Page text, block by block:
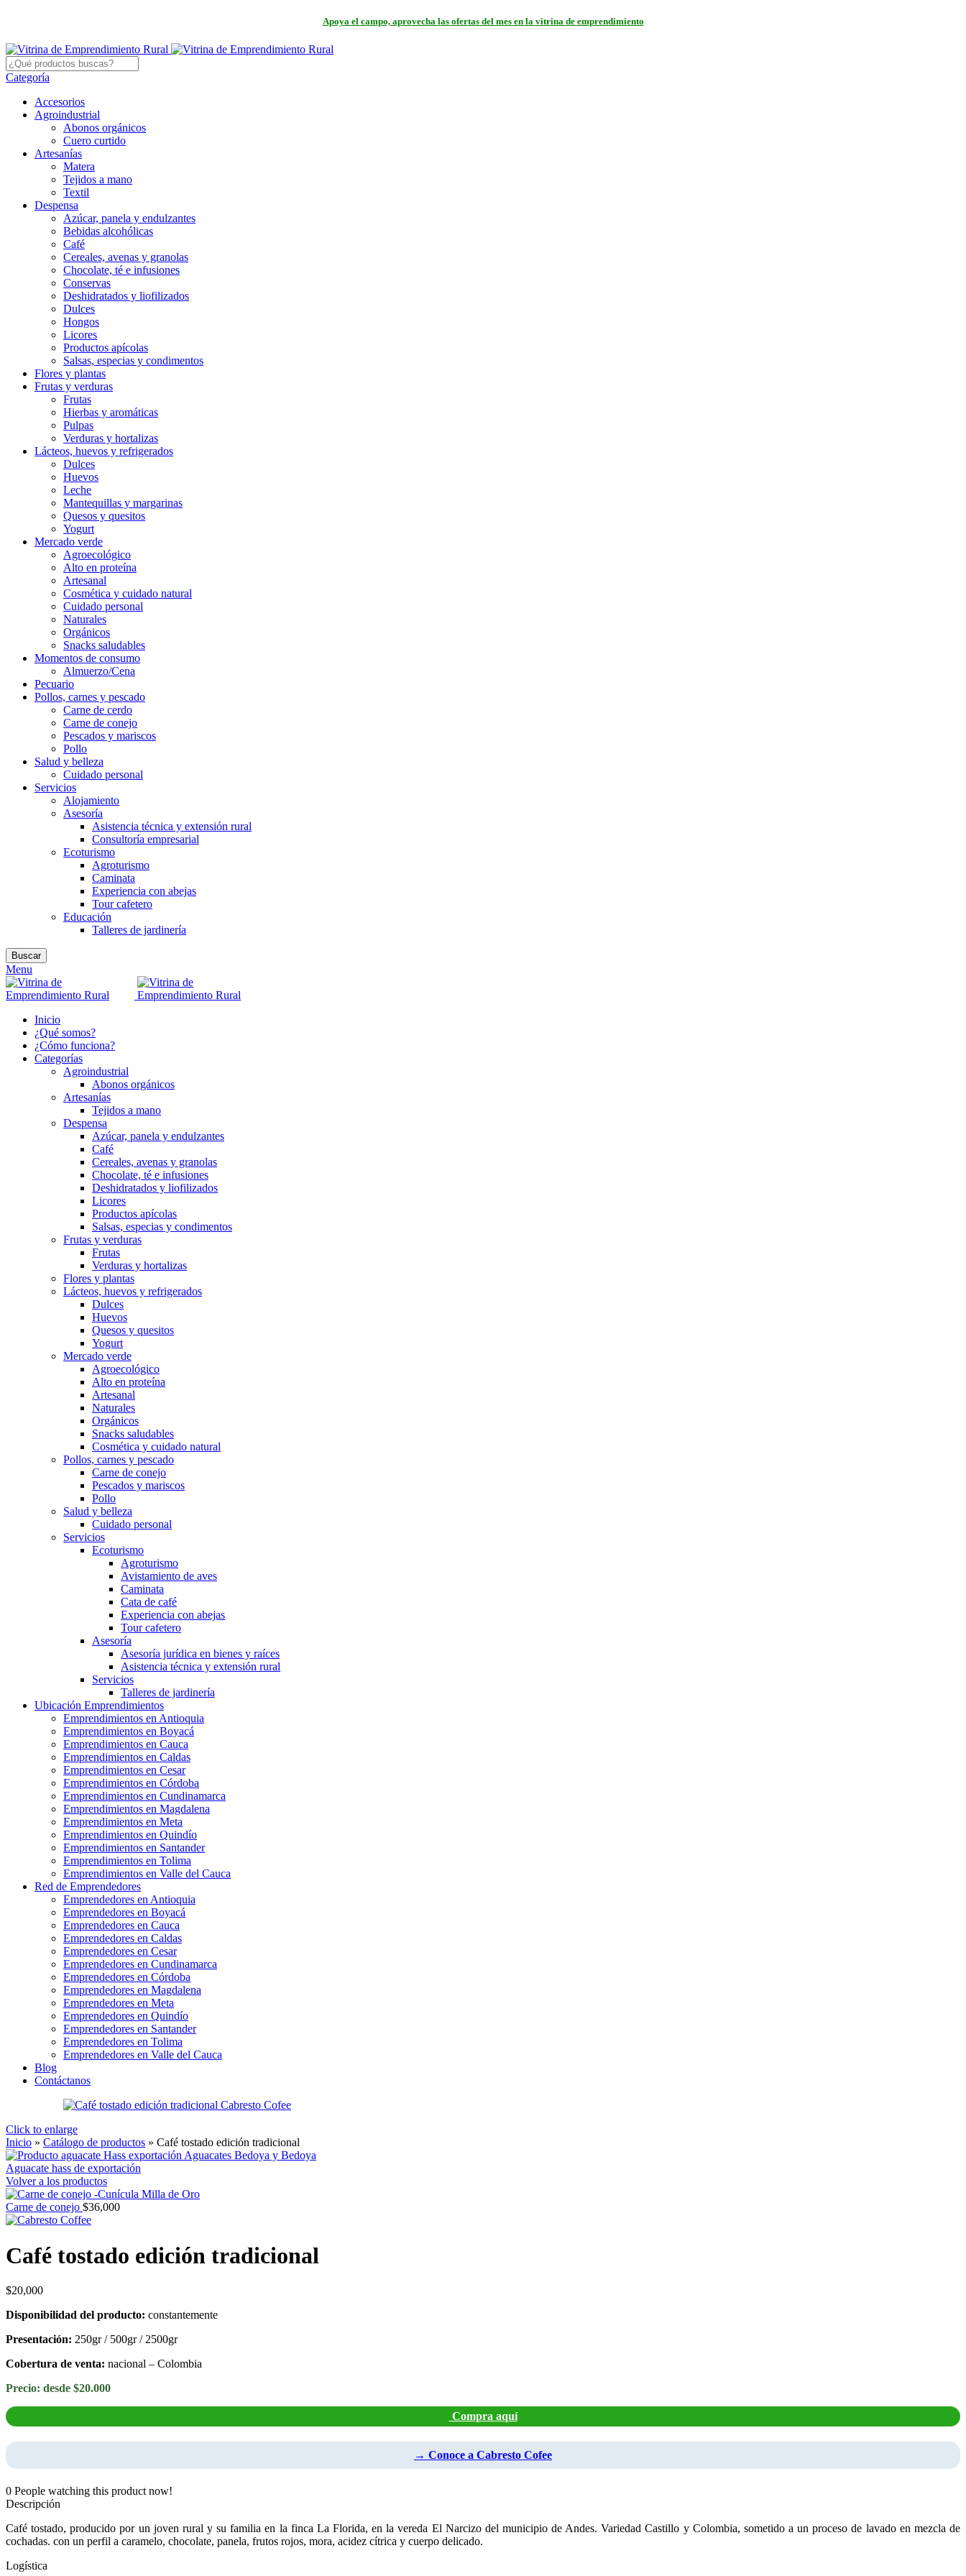
Apoya el campo, aprovecha las ofertas del mes en la vitrina de emprendimiento
Categoría
Accesorios
Agroindustrial
Abonos orgánicos
Cuero curtido
Artesanías
Matera
Tejidos a mano
Textil
Despensa
Azúcar, panela y endulzantes
Bebidas alcohólicas
Café
Cereales, avenas y granolas
Chocolate, té e infusiones
Conservas
Deshidratados y liofilizados
Dulces
Hongos
Licores
Productos apícolas
Salsas, especias y condimentos
Flores y plantas
Frutas y verduras
Frutas
Hierbas y aromáticas
Pulpas
Verduras y hortalizas
Lácteos, huevos y refrigerados
Dulces
Huevos
Leche
Mantequillas y margarinas
Quesos y quesitos
Yogurt
Mercado verde
Agroecológico
Alto en proteína
Artesanal
Cosmética y cuidado natural
Cuidado personal
Naturales
Orgánicos
Snacks saludables
Momentos de consumo
Almuerzo/Cena
Pecuario
Pollos, carnes y pescado
Carne de cerdo
Carne de conejo
Pescados y mariscos
Pollo
Salud y belleza
Cuidado personal
Servicios
Alojamiento
Asesoría
Asistencia técnica y extensión rural
Consultoría empresarial
Ecoturismo
Agroturismo
Caminata
Experiencia con abejas
Tour cafetero
Educación
Talleres de jardinería
Buscar
Menu
Inicio
¿Qué somos?
¿Cómo funciona?
Categorías
Agroindustrial
Abonos orgánicos
Artesanías
Tejidos a mano
Despensa
Azúcar, panela y endulzantes
Café
Cereales, avenas y granolas
Chocolate, té e infusiones
Deshidratados y liofilizados
Licores
Productos apícolas
Salsas, especias y condimentos
Frutas y verduras
Frutas
Verduras y hortalizas
Flores y plantas
Lácteos, huevos y refrigerados
Dulces
Huevos
Quesos y quesitos
Yogurt
Mercado verde
Agroecológico
Alto en proteína
Artesanal
Naturales
Orgánicos
Snacks saludables
Cosmética y cuidado natural
Pollos, carnes y pescado
Carne de conejo
Pescados y mariscos
Pollo
Salud y belleza
Cuidado personal
Servicios
Ecoturismo
Agroturismo
Avistamiento de aves
Caminata
Cata de café
Experiencia con abejas
Tour cafetero
Asesoría
Asesoría jurídica en bienes y raíces
Asistencia técnica y extensión rural
Servicios
Talleres de jardinería
Ubicación Emprendimientos
Emprendimientos en Antioquia
Emprendimientos en Boyacá
Emprendimientos en Cauca
Emprendimientos en Caldas
Emprendimientos en Cesar
Emprendimientos en Córdoba
Emprendimientos en Cundinamarca
Emprendimientos en Magdalena
Emprendimientos en Meta
Emprendimientos en Quindío
Emprendimientos en Santander
Emprendimientos en Tolima
Emprendimientos en Valle del Cauca
Red de Emprendedores
Emprendedores en Antioquia
Emprendedores en Boyacá
Emprendedores en Cauca
Emprendedores en Caldas
Emprendedores en Cesar
Emprendedores en Cundinamarca
Emprendedores en Córdoba
Emprendedores en Magdalena
Emprendedores en Meta
Emprendedores en Quindío
Emprendedores en Santander
Emprendedores en Tolima
Emprendedores en Valle del Cauca
Blog
Contáctanos
Click to enlarge
Inicio » Catálogo de productos » Café tostado edición tradicional
Aguacate hass de exportación
Volver a los productos
Carne de conejo $36,000
Café tostado edición tradicional
$20,000
Disponibilidad del producto: constantemente
Presentación: 250gr / 500gr / 2500gr
Cobertura de venta: nacional – Colombia
Precio: desde $20.000
Compra aquí
→ Conoce a Cabresto Cofee
0 People watching this product now!
Descripción
Café tostado, producido por un joven rural y su familia en la finca La Florida, en la vereda El Narcizo del municipio de Andes. Variedad Castillo y Colombia, sometido a un proceso de lavado en mezcla de
cochadas. con un perfil a caramelo, chocolate, panela, frutos rojos, mora, acidez cítrica y cuerpo delicado.
Logística